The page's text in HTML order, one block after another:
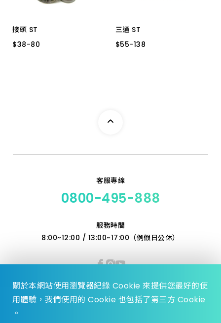
接頭 ST
$38-80
$38-80
三通 ST
$55-138
$55-138
客服專線
0800-495-888
服務時間
8:00~12:00 / 13:00~17:00（例假日公休）
關於本網站使用瀏覽器紀錄 Cookie 來提供您最好的使
用體驗，我們使用的 Cookie 也包括了第三方 Cookie
。